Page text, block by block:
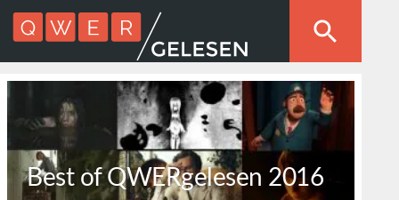
Best of QWERgelesen 2016